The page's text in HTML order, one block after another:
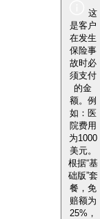
这
是客户
在发生
保险事
故时必
须支付
的金
额。例
如：医
院费用
为1000
美元。
根据“基
础版”套
餐，免
赔额为
25%，